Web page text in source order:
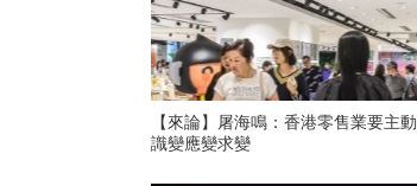
【來論】屠海鳴：香港零售業要主動
識變應變求變